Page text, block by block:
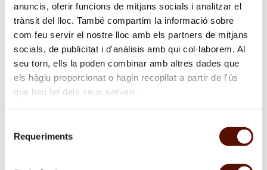
anuncis, oferir funcions de mitjans socials i analitzar el
trànsit del lloc. També compartim la informació sobre
com feu servir el nostre lloc amb els partners de mitjans
socials, de publicitat i d'anàlisis amb qui col·laborem. Al
seu torn, ells la poden combinar amb altres dades que
els hàgiu proporcionat o hagin recopilat a partir de l'ús
que heu fet dels seus serveis.
Requeriments
destruïdes.
Comunicació
de dades
No se cediran tret que la llei ens
obligui o sigui necessari per a
l’operativitat del servei
Drets d’accés, rectificació,
supressió, portabilitat i la limitació
o oposició al tractament, així com